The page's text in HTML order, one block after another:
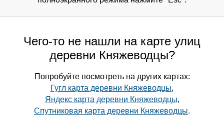
Чего-то не нашли на карте улиц
деревни Княжеводцы?
Попробуйте посмотреть на других картах:
Гугл карта деревни Княжеводцы,
Яндекс карта деревни Княжеводцы,
Спутниковая карта деревни Княжеводцы.